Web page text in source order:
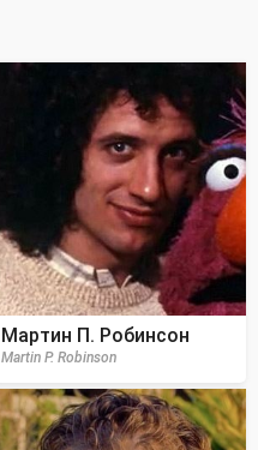
Мартин П. Робинсон
Martin P. Robinson